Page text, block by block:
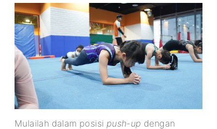
Mulailah dalam posisi push-up dengan